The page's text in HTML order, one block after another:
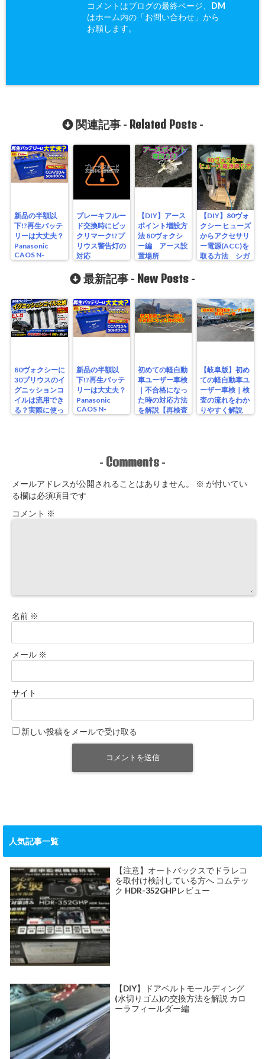
コメントはブログの最終ページ、DM
はホーム内の「お問い合わせ」から
お願します。
関連記事 - Related Posts-
新品の半額以
下!?再生バッテ
リーは大丈夫？
Panasonic
CAOS N-
S115/A4を実測
ブレーキフルー
ド交換時にビッ
クリマーク!?プ
リウス警告灯の
対応
【DIY】アース
ポイント増設方
法 80ヴォクシ
ー編 アース設
置場所
【DIY】80ヴォ
クシー ヒューズ
からアクセサリ
ー電源(ACC)を
取る方法 シガ
最新記事 - New Posts -
80ヴォクシーに
30プリウスのイ
グニッションコ
イルは流用でき
る？実際に使っ
新品の半額以
下!?再生バッテ
リーは大丈夫？
Panasonic
CAOS N-
S115/A4を実測
初めての軽自動
車ユーザー車検
｜不合格になっ
た時の対応方法
を解説【再検査
【岐阜版】初め
ての軽自動車ユ
ーザー車検｜検
査の流れをわか
りやすく解説
- Comments -
メールアドレスが公開されることはありません。 ※ が付いてい
る欄は必須項目です
コメント ※
名前 ※
メール ※
サイト
新しい投稿をメールで受け取る
人気記事一覧
【注意】オートバックスでドラレコ
を取付け検討している方へ コムテッ
ク HDR-352GHPレビュー
【DIY】ドアベルトモールディング
(水切りゴム)の交換方法を解説 カロ
ーラフィールダー編